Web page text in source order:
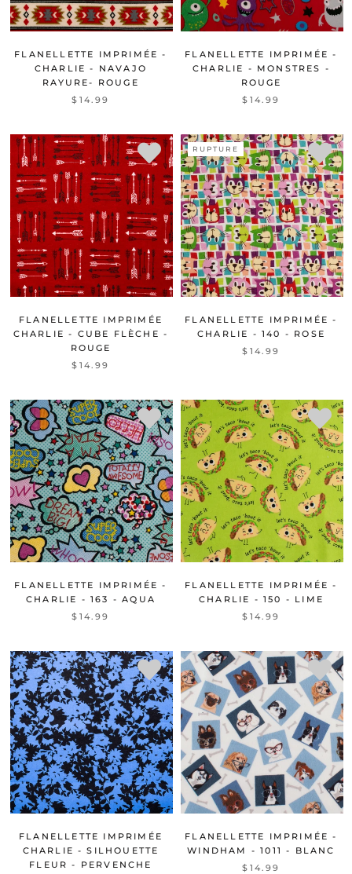
FLANELLETTE IMPRIMÉE -
CHARLIE - NAVAJO
RAYURE- ROUGE
$14.99
FLANELLETTE IMPRIMÉE -
CHARLIE - MONSTRES -
ROUGE
$14.99
FLANELLETTE IMPRIMÉE
CHARLIE - CUBE FLÈCHE -
ROUGE
$14.99
RUPTURE
FLANELLETTE IMPRIMÉE -
CHARLIE - 140 - ROSE
$14.99
FLANELLETTE IMPRIMÉE -
CHARLIE - 163 - AQUA
$14.99
FLANELLETTE IMPRIMÉE -
CHARLIE - 150 - LIME
$14.99
FLANELLETTE IMPRIMÉE
CHARLIE - SILHOUETTE
FLEUR - PERVENCHE
FLANELLETTE IMPRIMÉE -
WINDHAM - 1011 - BLANC
$14.99